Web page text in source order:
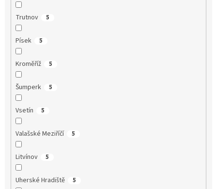
Trutnov 5
Písek 5
Kroměříž 5
Šumperk 5
Vsetín 5
Valašské Meziříčí 5
Litvínov 5
Uherské Hradiště 5